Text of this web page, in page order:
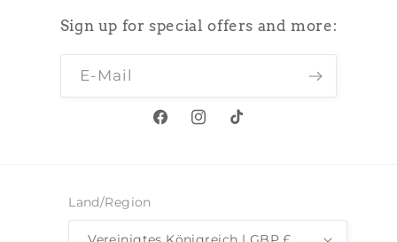
Sign up for special offers and more:
E-Mail
FacebookInstagram
TikTok
Land/Region